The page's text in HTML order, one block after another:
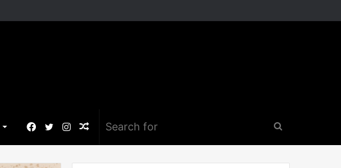
for
Random
Article
Instagram
Twitter
Facebook